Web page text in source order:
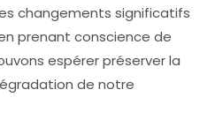
changements significatifs
prenant conscience de
espérer préserver la
de notre